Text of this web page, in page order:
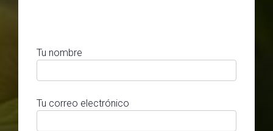
Tu nombre
Tu correo electrónico